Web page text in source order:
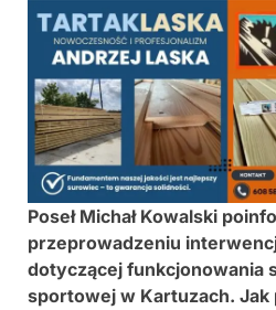
Poseł Michał Kowalski
przeprowadzeniu
dotyczącej funkcjonowania
sportowej w Kartuzach. Jak